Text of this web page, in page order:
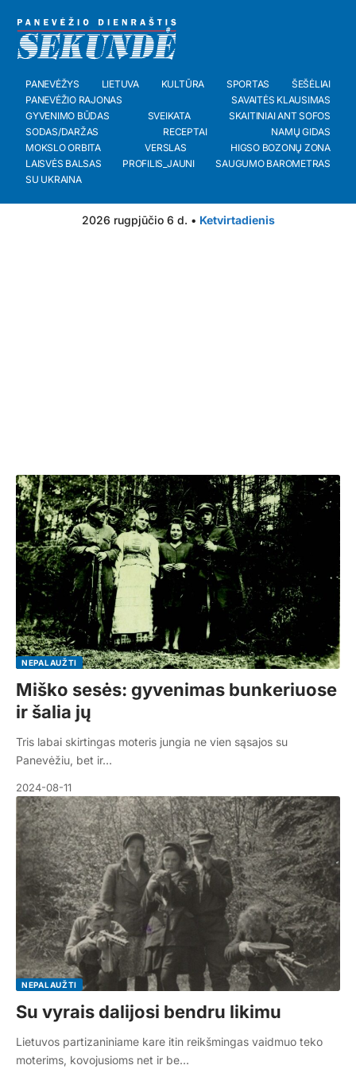
PANEVĖŽYS LIETUVA KULTŪRA SPORTAS
ŠEŠĖLIAI
PANEVĖŽIO RAJONAS
SAVAITĖS KLAUSIMAS
GYVENIMO BŪDAS
SVEIKATA
SKAITINIAI ANT SOFOS
SODAS/DARŽAS
RECEPTAI
NAMŲ GIDAS
MOKSLO ORBITA
VERSLAS
HIGSO BOZONŲ ZONA
LAISVĖS BALSAS
PROFILIS_JAUNI
SAUGUMO BAROMETRAS
SU UKRAINA
2026 rugpjūčio 6 d. • Ketvirtadienis
NEPALAUŽTI
Miško sesės: gyvenimas bunkeriuose
ir šalia jų
Tris labai skirtingas moteris jungia ne vien sąsajos su
Panevėžiu, bet ir…
2024-08-11
NEPALAUŽTI
Su vyrais dalijosi bendru likimu
Lietuvos partizaniniame kare itin reikšmingas vaidmuo teko
moterims, kovojusioms net ir be…